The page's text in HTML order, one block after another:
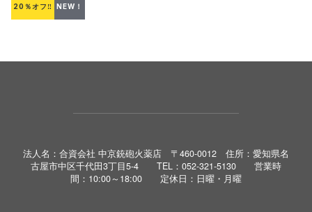
20％オフ‼ NEW！
法人名：合資会社 中京銃砲火薬店 〒460-0012 住所：愛知県名
古屋市中区千代田3丁目5-4 TEL：052-321-5130 営業時
間：10:00～18:00 定休日：日曜・月曜